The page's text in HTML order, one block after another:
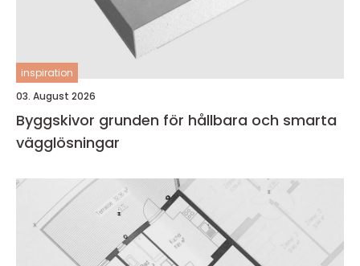
inspiration
03. August 2026
Byggskivor grunden för hållbara och smarta
vägglösningar